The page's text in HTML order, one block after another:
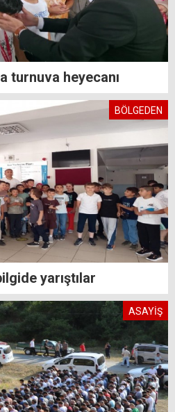
turnuva heyecanı
BÖLGEDEN
yarıştılar
ASAYİŞ